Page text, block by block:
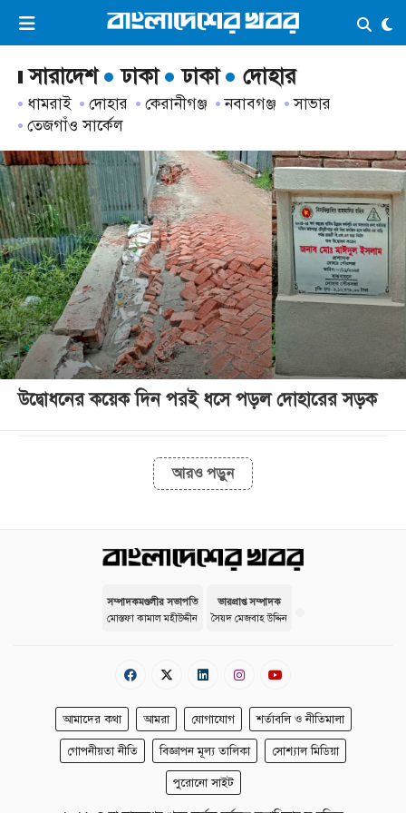
ভিডিও ই-পেপার লগইন ×
সব বিভাগ
আর্কাইভ
কনভার্টার
সারাদেশ ঢাকা ঢাকা দোহার
ধামরাই দোহার কেরানীগঞ্জ নবাবগঞ্জ
সাভার
তেজগাঁও সার্কেল
উদ্বোধনের কয়েক দিন পরই ধসে পড়ল দোহারের সড়ক
আরও পড়ুন
সম্পাদকমণ্ডলীর সভাপতি
মোস্তফা কামাল মহীউদ্দীন
ভারপ্রাপ্ত সম্পাদক
সৈয়দ মেজবাহ উদ্দিন
আমাদের কথা আমরা যোগাযোগ শর্তাবলি ও নীতিমালা
গোপনীয়তা নীতি বিজ্ঞাপন মূল্য তালিকা সোশ্যাল মিডিয়া
পুরোনো সাইট